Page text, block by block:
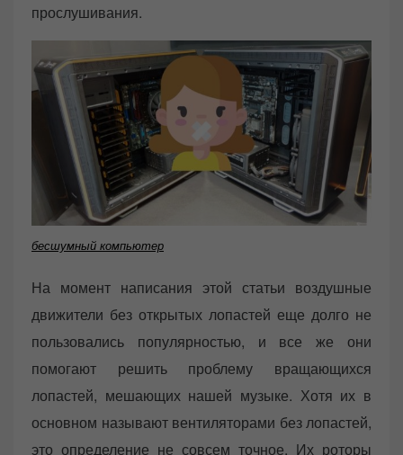
прослушивания.
бесшумный компьютер
На момент написания этой статьи воздушные
движители без открытых лопастей еще долго не
пользовались популярностью, и все же они
помогают решить проблему вращающихся
лопастей, мешающих нашей музыке. Хотя их в
основном называют вентиляторами без лопастей,
это определение не совсем точное. Их роторы